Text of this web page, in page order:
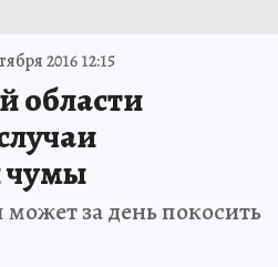
2016 12:15
области
чумы
за день покосить